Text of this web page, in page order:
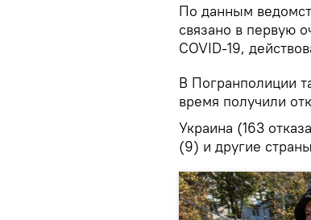
По данным
связано в первую
COVID-19,
В Погранполиции
время получили
Украина (163
(9) и другие